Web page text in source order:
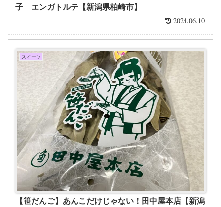
子 エンガトルテ【新潟県柏崎市】
2024.06.10
スイーツ
【笹だんご】あんこだけじゃない！田中屋本店【新潟